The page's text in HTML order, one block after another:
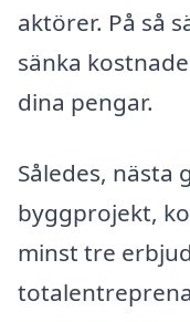
aktörer. På så
sänka
dina pengar.
Således, nästa
byggprojekt,
minst tre